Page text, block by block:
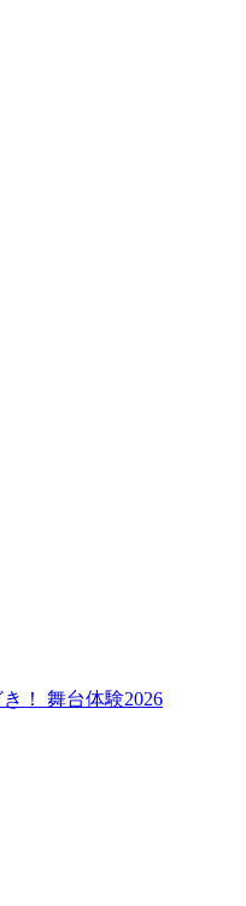
！ 舞台体験2026